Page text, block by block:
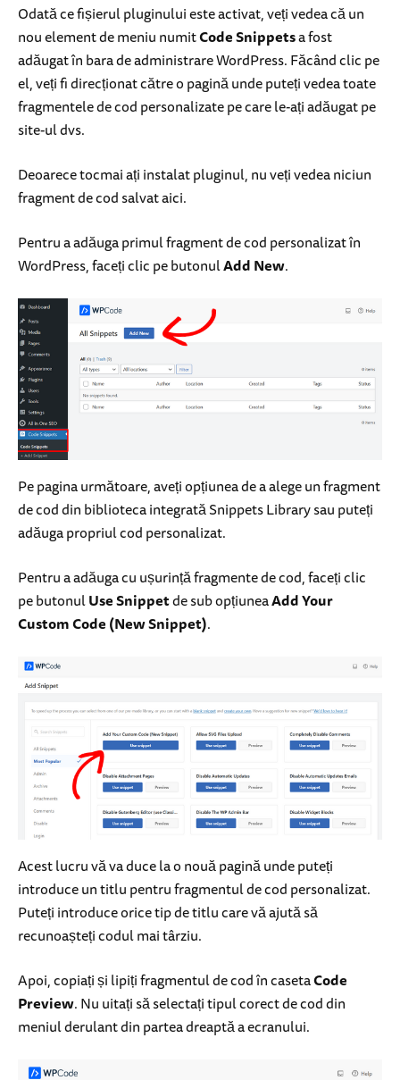
Odată ce fișierul pluginului este activat, veți vedea că un
nou element de meniu numitCode Snippetsa fost
adăugat în bara de administrare WordPress. Făcând clic pe
el, veți fi direcționat către o pagină unde puteți vedea toate
fragmentele de cod personalizate pe care le-ați adăugat pe
site-ul dvs.
Deoarece tocmai ați instalat pluginul, nu veți vedea niciun
fragment de cod salvat aici.
Pentru a adăuga primul fragment de cod personalizat în
WordPress, faceți clic pe butonulAdd New.
Pe pagina următoare, aveți opțiunea de a alege un fragment
de cod din biblioteca integrată Snippets Library sau puteți
adăuga propriul cod personalizat.
Pentru a adăuga cu ușurință fragmente de cod, faceți clic
pe butonulUse Snippetde sub opțiuneaAdd Your
Custom Code (New Snippet).
Acest lucru vă va duce la o nouă pagină unde puteți
introduce un titlu pentru fragmentul de cod personalizat.
Puteți introduce orice tip de titlu care vă ajută să
recunoașteți codul mai târziu.
Apoi, copiați și lipiți fragmentul de cod în casetaCode
Preview. Nu uitați să selectați tipul corect de cod din
meniul derulant din partea dreaptă a ecranului.